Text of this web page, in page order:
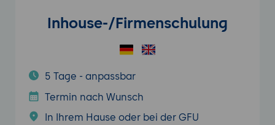
Inhouse-/Firmenschulung
5 Tage - anpassbar
Termin nach Wunsch
In Ihrem Hause oder bei der GFU